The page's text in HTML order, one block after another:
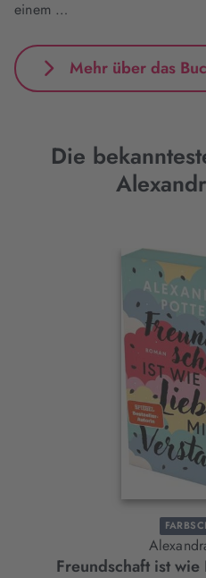
einem …
Mehr über das
Die
Interaktives
Freundschaft ist